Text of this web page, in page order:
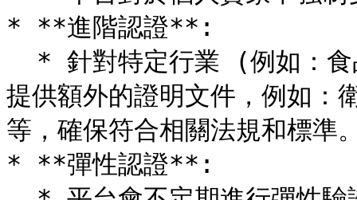
* **進階認證**:
提供額外的證明文件，例如：
等，確保符合相關法規和標準
* **彈性認證**: